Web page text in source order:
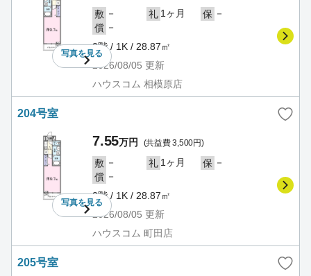
写真を見る
敷 － 礼 1ヶ月 保 －
償 －
2階 / 1K / 28.87㎡
2026/08/05 更新
ハウスコム 相模原店
204号室
写真を見る
7.55万円 (共益費 3,500円)
敷 － 礼 1ヶ月 保 －
償 －
2階 / 1K / 28.87㎡
2026/08/05 更新
ハウスコム 町田店
205号室